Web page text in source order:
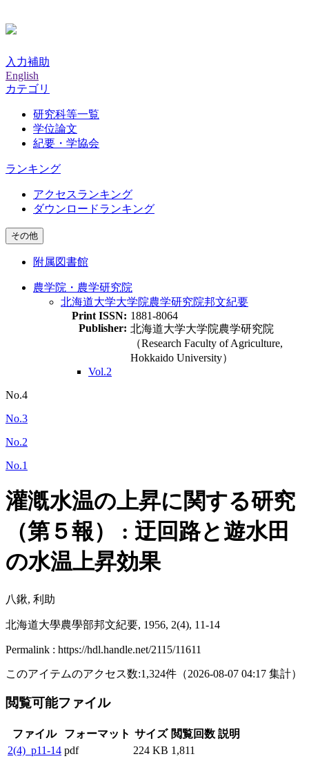
入力補助
English
カテゴリ
研究科等一覧
学位論文
紀要・学協会
ランキング
アクセスランキング
ダウンロードランキング
その他
附属図書館
農学院・農学研究院
北海道大学大学院農学研究院邦文紀要
Print ISSN: 1881-8064
Publisher: 北海道大学大学院農学研究院
（Research Faculty of Agriculture,
Hokkaido University）
Vol.2
No.4
No.3
No.2
No.1
灌漑水温の上昇に関する研究
（第５報） : 迂回路と遊水田
の水温上昇効果
八鍬, 利助
北海道大學農學部邦文紀要, 1956, 2(4), 11-14
Permalink : https://hdl.handle.net/2115/11611
このアイテムのアクセス数:1,324件 （2026-08-07 04:17 集計）
閲覧可能ファイル
ファイル フォーマット サイズ 閲覧回数 説明
2(4)_p11-14 pdf 224 KB 1,811